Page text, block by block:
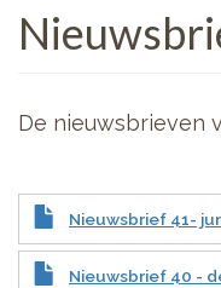
gaan
De nieuwsbrieven
Nieuwsbrief 41-
Nieuwsbrief 40 -